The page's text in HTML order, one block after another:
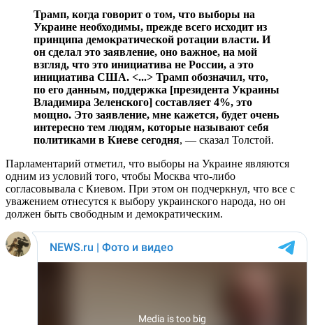
Трамп, когда говорит о том, что выборы на
Украине необходимы, прежде всего исходит из
принципа демократической ротации власти. И
он сделал это заявление, оно важное, на мой
взгляд, что это инициатива не России, а это
инициатива США. <...> Трамп обозначил, что,
по его данным, поддержка [президента Украины
Владимира Зеленского] составляет 4%, это
мощно. Это заявление, мне кажется, будет очень
интересно тем людям, которые называют себя
политиками в Киеве сегодня, — сказал Толстой.
Парламентарий отметил, что выборы на Украине являются
одним из условий того, чтобы Москва что-либо
согласовывала с Киевом. При этом он подчеркнул, что все с
уважением отнесутся к выбору украинского народа, но он
должен быть свободным и демократическим.